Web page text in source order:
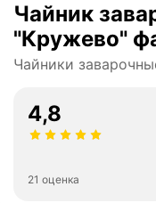
Чайник
Чайники
4,8
21 оценка